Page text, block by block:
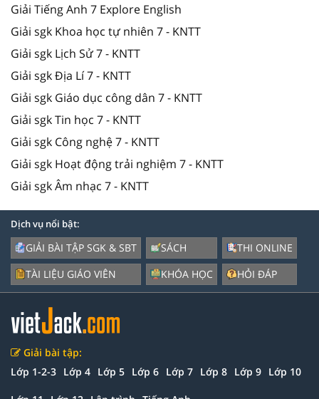
Giải Tiếng Anh 7 Explore English
Giải sgk Khoa học tự nhiên 7 - KNTT
Giải sgk Lịch Sử 7 - KNTT
Giải sgk Địa Lí 7 - KNTT
Giải sgk Giáo dục công dân 7 - KNTT
Giải sgk Tin học 7 - KNTT
Giải sgk Công nghệ 7 - KNTT
Giải sgk Hoạt động trải nghiệm 7 - KNTT
Giải sgk Âm nhạc 7 - KNTT
Dịch vụ nổi bật:
GIẢI BÀI TẬP SGK & SBT
TÀI LIỆU GIÁO VIÊN
SÁCH
KHÓA HỌC
THI ONLINE
HỎI ĐÁP
Giải bài tập:
Lớp 1-2-3 Lớp 4 Lớp 5 Lớp 6 Lớp 7 Lớp 8 Lớp 9 Lớp 10